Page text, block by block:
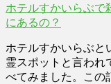
ホテルすかいらぶで
にあるの？
ホテルすかいらぶと
霊スポットと言われ
べてみました。この